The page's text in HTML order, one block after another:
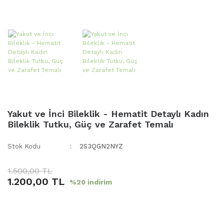
Yakut ve İnci Bileklik - Hematit Detaylı Kadın
Bileklik Tutku, Güç ve Zarafet Temalı
Stok Kodu 2S3QGN2NYZ
1.500,00 TL
1.200,00 TL %20 indirim